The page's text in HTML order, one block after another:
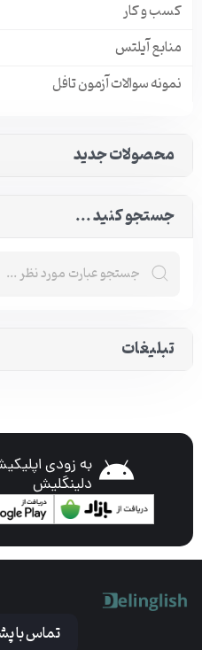
کسب و کار
منابع آیلتس
نمونه سوالات آزمون تافل
محصولات جدید
جستجو کنید ...
تبلیغات
به زودی
دلینگلیش
تماس با